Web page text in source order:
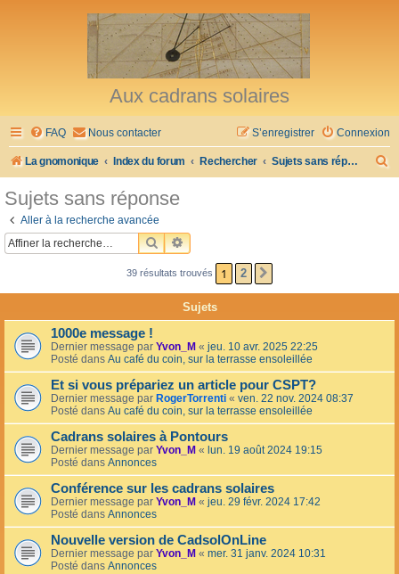
Aux cadrans solaires
FAQ Nous contacter Connexion
S’enregistrer
La gnomonique Index du forum Rechercher Sujets sans réponse
h
r
Sujets sans réponse
Aller à la recherche avancée
RECHERCHER
RECHERCHE AVANCÉE
39 résultats trouvés 1 2
Sujets
1000e message !
Dernier message par Yvon_M « jeu. 10 avr. 2025 22:25
Posté dans Au café du coin, sur la terrasse ensoleillée
Et si vous prépariez un article pour CSPT?
Dernier message par RogerTorrenti « ven. 22 nov. 2024 08:37
Posté dans Au café du coin, sur la terrasse ensoleillée
Cadrans solaires à Pontours
Dernier message par Yvon_M « lun. 19 août 2024 19:15
Posté dans Annonces
Conférence sur les cadrans solaires
Dernier message par Yvon_M « jeu. 29 févr. 2024 17:42
Posté dans Annonces
Nouvelle version de CadsolOnLine
Dernier message par Yvon_M « mer. 31 janv. 2024 10:31
Posté dans Annonces